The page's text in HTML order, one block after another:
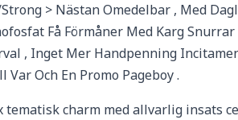
> Nästan Omedelbar , Med
Få Förmåner Med Karg
, Inget Mer Handpenning
Och En Promo Pageboy .
tematisk charm med allvarlig